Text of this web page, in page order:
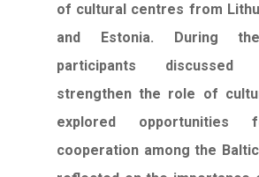
of cultural centres from
and Estonia. During
participants
strengthen the role of
explored opportunities
cooperation among the